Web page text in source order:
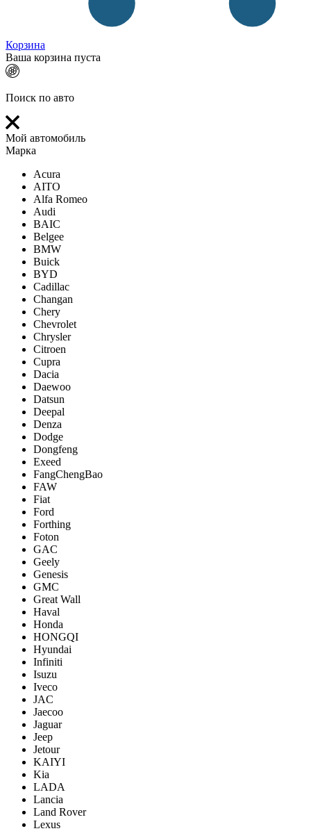
Корзина
Ваша корзина пуста
Поиск по авто
Мой автомобиль
Марка
Acura
AITO
Alfa Romeo
Audi
BAIC
Belgee
BMW
Buick
BYD
Cadillac
Changan
Chery
Chevrolet
Chrysler
Citroen
Cupra
Dacia
Daewoo
Datsun
Deepal
Denza
Dodge
Dongfeng
Exeed
FangChengBao
FAW
Fiat
Ford
Forthing
Foton
GAC
Geely
Genesis
GMC
Great Wall
Haval
Honda
HONGQI
Hyundai
Infiniti
Isuzu
Iveco
JAC
Jaecoo
Jaguar
Jeep
Jetour
KAIYI
Kia
LADA
Lancia
Land Rover
Lexus